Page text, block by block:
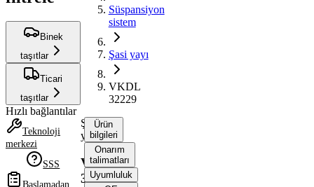
Binek
taşıtlar
Ticari
taşıtlar
Hızlı bağlantılar
Teknoloji
merkezi
SSS
Başlamadan
Süspansiyon
sistem
Şasi yayı
VKDL
32229
Şasi
yayı
VKDL
32229
Ürün
bilgileri
Onarım
talimatları
Uyumluluk